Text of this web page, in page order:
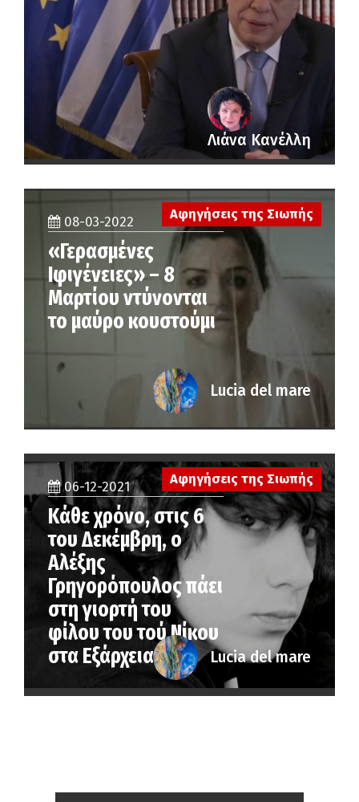
Λιάνα Κανέλλη
08-03-2022
«Γερασμένες
Ιφιγένειες» – 8
Μαρτίου ντύνονται
το μαύρο κουστούμι
Αφηγήσεις της Σιωπής
Lucia del mare
06-12-2021
Κάθε χρόνο, στις 6
του Δεκέμβρη, ο
Αλέξης
Γρηγορόπουλος πάει
στη γιορτή του
φίλου του τού Νίκου
στα Εξάρχεια
Αφηγήσεις της Σιωπής
Lucia del mare